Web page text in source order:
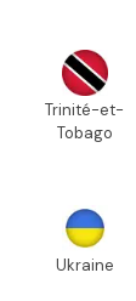
Trinité-et-
Tobago
Ukraine